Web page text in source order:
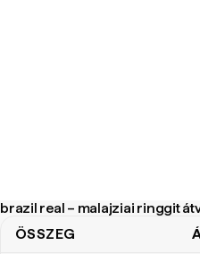
brazil real – malajziai ringgit
ÖSSZEG